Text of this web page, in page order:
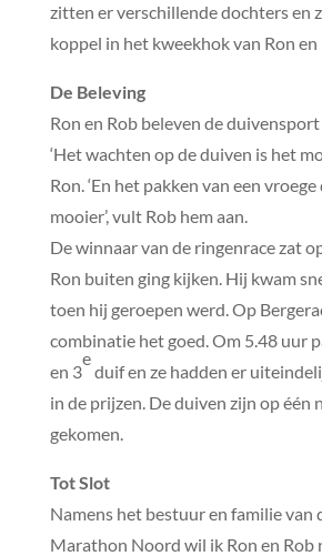
zitten er verschillende dochters en
koppel in het kweekhok van Ron en
De Beleving
Ron en Rob beleven de
‘Het wachten op de duiven is het
Ron. ‘En het pakken van een
mooier’, vult Rob hem aan.
De winnaar van de ringenrace zat
Ron buiten ging kijken. Hij kwam
toen hij geroepen werd. Op
combinatie het goed. Om 5.48 uur
en 3
e
duif en ze hadden er
in de prijzen. De duiven zijn op één
gekomen.
Tot Slot
Namens het bestuur en familie van
Marathon Noord wil ik Ron en Rob